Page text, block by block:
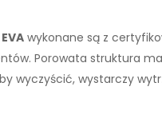
wykonane są z
Porowata struktura
wyczyścić, wystarczy